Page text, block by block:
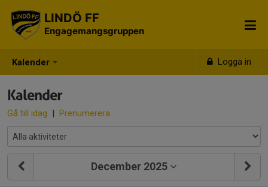
Kalender Logga in
LINDÖ FF
Engagemangsgruppen
Kalender
Gå till idag | Prenumerera
December 2025